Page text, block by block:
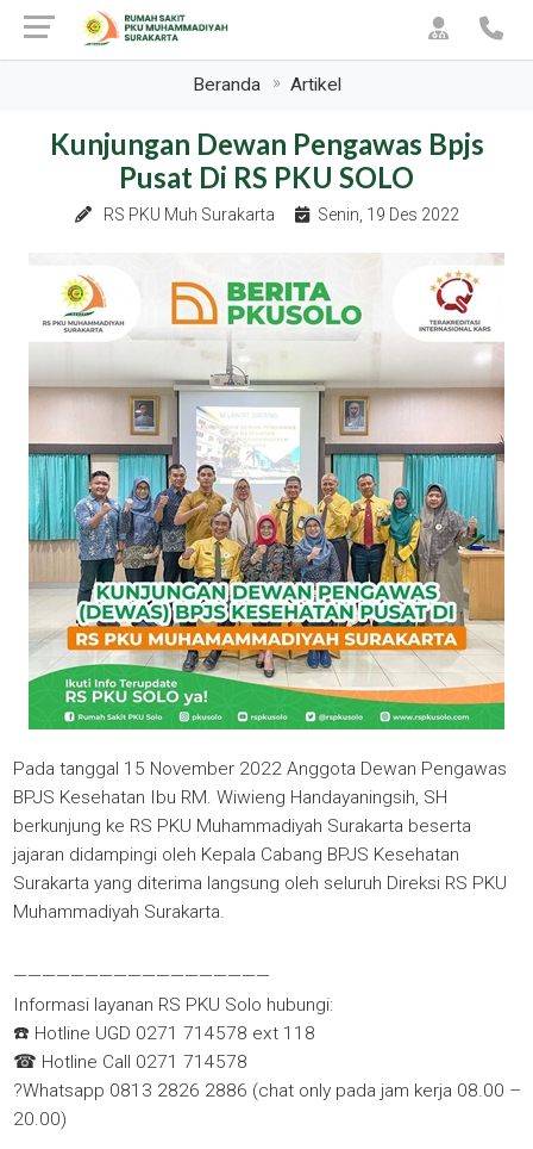
Beranda Artikel
Kunjungan Dewan Pengawas Bpjs
Pusat Di RS PKU SOLO
RS PKU Muh Surakarta Senin, 19 Des 2022
Pada tanggal 15 November 2022 Anggota Dewan Pengawas
BPJS Kesehatan Ibu RM. Wiwieng Handayaningsih, SH
berkunjung ke RS PKU Muhammadiyah Surakarta beserta
jajaran didampingi oleh Kepala Cabang BPJS Kesehatan
Surakarta yang diterima langsung oleh seluruh Direksi RS PKU
Muhammadiyah Surakarta.
——————————————————
Informasi layanan RS PKU Solo hubungi:
☎️ Hotline UGD 0271 714578 ext 118
☎ Hotline Call 0271 714578
?Whatsapp 0813 2826 2886 (chat only pada jam kerja 08.00 –
20.00)